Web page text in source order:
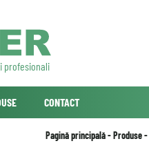
profesionali
CONTACT
Pagină principală-Produse-